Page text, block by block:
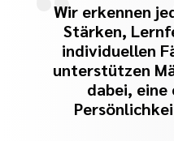
Wir erkennen
Stärken,
individuellen
unterstützen
dabei,